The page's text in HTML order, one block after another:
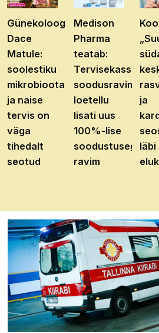
Günekoloog
Dace
Matule:
soolestiku
mikrobioota
ja naise
tervis on
väga
tihedalt
seotud
Medison
Pharma
teatab:
Tervisekassa
soodusravimite
loetellu
lisati uus
100%-lise
soodustusega
ravim
ja
läbi